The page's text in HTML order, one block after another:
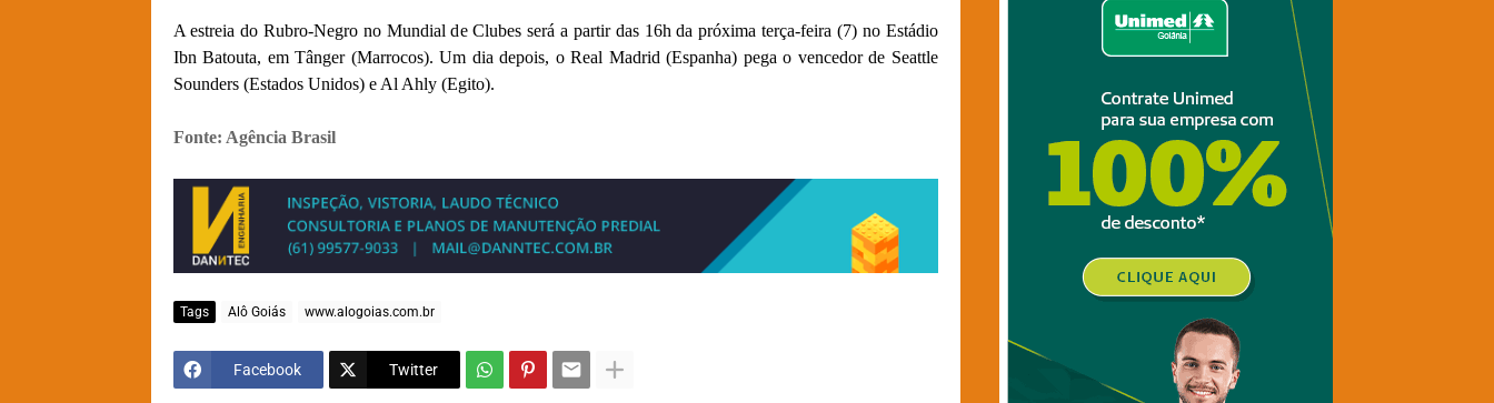
A estreia do Rubro-Negro no Mundial de Clubes será a partir das 16h da próxima terça-feira (7) no Estádio
Ibn Batouta, em Tânger (Marrocos). Um dia depois, o Real Madrid (Espanha) pega o vencedor de Seattle
Sounders (Estados Unidos) e Al Ahly (Egito).
Fonte: Agência Brasil
Tags Alô Goiás www.alogoias.com.br
Facebook Twitter